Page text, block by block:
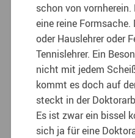
schon von
eine reine
oder Hauslehrer oder
Tennislehrer. Ein
nicht mit jedem
kommt es doch auf
steckt in der
Es ist zwar ein bissel
sich ja für eine